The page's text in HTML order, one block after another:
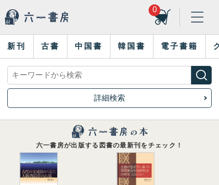
0
新刊 古書 中国書 韓国書 電子書籍
詳細検索
六一書房が出版する図書の最新刊をチェック！